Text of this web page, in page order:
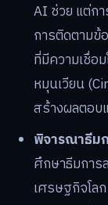
AI ช่วย แต่ก
การติดตามข้
ที่มีความเชื่อ
หมุนเวียน
สร้างผลตอบ
พิจารณาธีม
ศึกษาธีมการ
เศรษฐกิจโล